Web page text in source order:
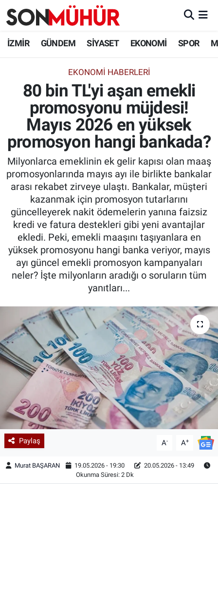
İZMİR GÜNDEM SİYASET EKONOMİ SPOR
EKONOMI HABERLERI
80 bin TL'yi aşan emekli
promosyonu müjdesi!
Mayıs 2026 en yüksek
promosyon hangi bankada?
Milyonlarca emeklinin ek gelir kapısı olan maaş
promosyonlarında mayıs ayı ile birlikte bankalar
arası rekabet zirveye ulaştı. Bankalar, müşteri
kazanmak için promosyon tutarlarını
güncelleyerek nakit ödemelerin yanına faizsiz
kredi ve fatura destekleri gibi yeni avantajlar
ekledi. Peki, emekli maaşını taşıyanlara en
yüksek promosyonu hangi banka veriyor, mayıs
ayı güncel emekli promosyon kampanyaları
neler? İşte milyonların aradığı o soruların tüm
yanıtları...
Paylaş A- A+
Murat BAŞARAN 19.05.2026 - 19:30
20.05.2026 - 13:49
Okunma Süresi: 2 Dk
İzmir Nöbetçi Eczaneler
İzmir Namaz Vakitleri
İzmir Trafik Yoğunluk Haritası
Süper Lig Puan Durumu ve Fikstür
Tüm Manşetler
Son Dakika Haberleri
Haber Arşivi